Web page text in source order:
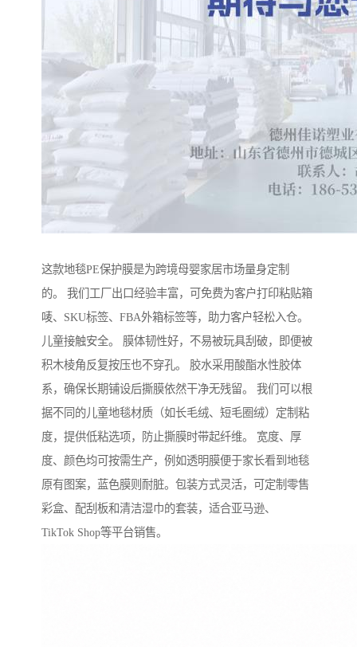
这款地毯PE保护膜是为跨境母婴家居市场量身定制
的。 我们工厂出口经验丰富，可免费为客户打印粘贴箱
唛、SKU标签、FBA外箱标签等，助力客户轻松入仓。
儿童接触安全。 膜体韧性好，不易被玩具刮破，即便被
积木棱角反复按压也不穿孔。 胶水采用酸酯水性胶体
系，确保长期铺设后撕膜依然干净无残留。 我们可以根
据不同的儿童地毯材质（如长毛绒、短毛圈绒）定制粘
度，提供低粘选项，防止撕膜时带起纤维。 宽度、厚
度、颜色均可按需生产，例如透明膜便于家长看到地毯
原有图案，蓝色膜则耐脏。包装方式灵活，可定制零售
彩盒、配刮板和清洁湿巾的套装，适合亚马逊、
TikTok Shop等平台销售。